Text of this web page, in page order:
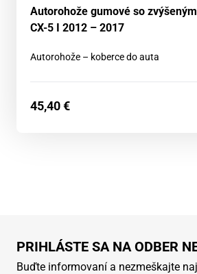
Autorohože gumové so
CX-5 I 2012 – 2017
Autorohože – koberce do auta
45,40€
PRIHLÁSTE SA NA ODBER
Buďte informovaní a nezmeškajte